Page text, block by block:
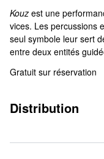
Kouz est une
vices. Les percussions
seul symbole leur sert
entre deux entités
Gratuit sur réservation
Distribution
Scénographie : Marie